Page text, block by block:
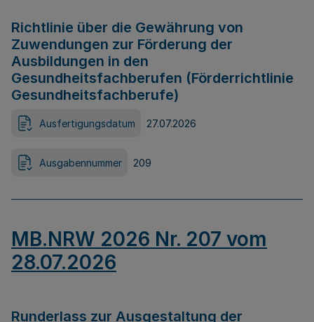
Richtlinie über die Gewährung von
Zuwendungen zur Förderung der
Ausbildungen in den
Gesundheitsfachberufen (Förderrichtlinie
Gesundheitsfachberufe)
Ausfertigungsdatum 27.07.2026
Ausgabennummer 209
MB.NRW 2026 Nr. 207 vom
28.07.2026
Runderlass zur Ausgestaltung der